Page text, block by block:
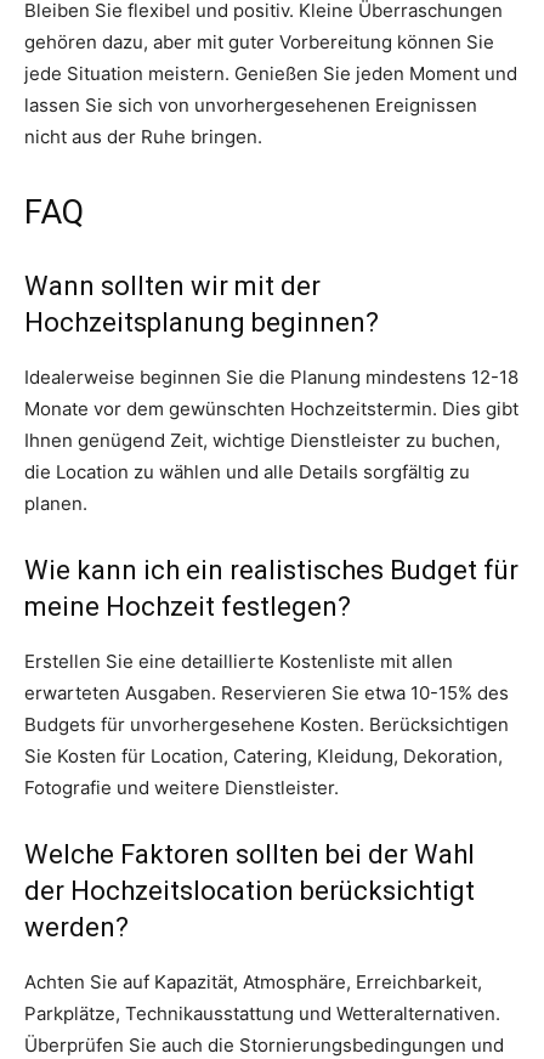
Bleiben Sie flexibel und positiv. Kleine Überraschungen
gehören dazu, aber mit guter Vorbereitung können Sie
jede Situation meistern. Genießen Sie jeden Moment und
lassen Sie sich von unvorhergesehenen Ereignissen
nicht aus der Ruhe bringen.
FAQ
Wann sollten wir mit der
Hochzeitsplanung beginnen?
Idealerweise beginnen Sie die Planung mindestens 12-18
Monate vor dem gewünschten Hochzeitstermin. Dies gibt
Ihnen genügend Zeit, wichtige Dienstleister zu buchen,
die Location zu wählen und alle Details sorgfältig zu
planen.
Wie kann ich ein realistisches Budget für
meine Hochzeit festlegen?
Erstellen Sie eine detaillierte Kostenliste mit allen
erwarteten Ausgaben. Reservieren Sie etwa 10-15% des
Budgets für unvorhergesehene Kosten. Berücksichtigen
Sie Kosten für Location, Catering, Kleidung, Dekoration,
Fotografie und weitere Dienstleister.
Welche Faktoren sollten bei der Wahl
der Hochzeitslocation berücksichtigt
werden?
Achten Sie auf Kapazität, Atmosphäre, Erreichbarkeit,
Parkplätze, Technikausstattung und Wetteralternativen.
Überprüfen Sie auch die Stornierungsbedingungen und